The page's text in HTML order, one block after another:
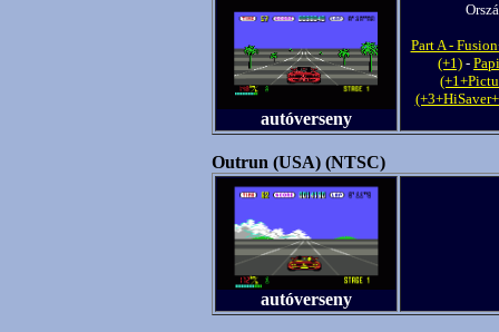
autóverseny
Part A -
(+1) -
Outrun (USA) (NTSC)
autóverseny